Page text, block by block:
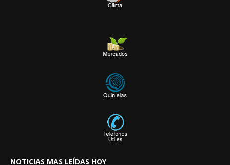
NOTICIAS MAS LEÍDAS HOY